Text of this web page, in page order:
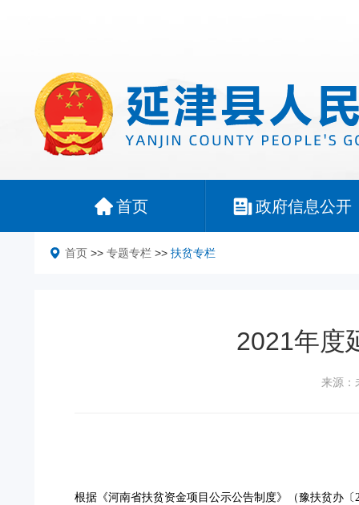
首页 政府信息公开
首页 >> 专题专栏 >> 扶贫专栏
2021年度
来源：
根据《河南省扶贫资金项目公示公告制度》（豫扶贫办〔